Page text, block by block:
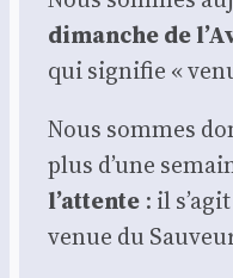
dimanche de
qui signi­fie «
Nous sommes
plus d’une
l’attente : il
venue du